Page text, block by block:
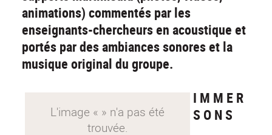
animations) commentés par les
enseignants-chercheurs en acoustique et
portés par des ambiances sonores et la
musique original du groupe.
I M M E R
S O N S